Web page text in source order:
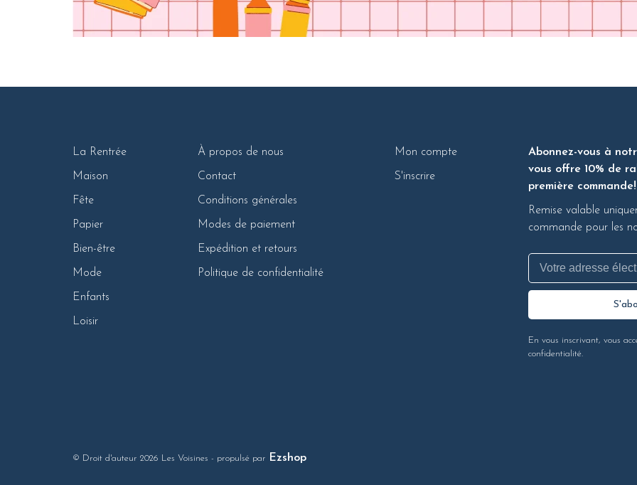
La Rentrée
Maison
Fête
Papier
Bien-être
Mode
Enfants
Loisir
À propos de nous
Contact
Conditions générales
Modes de paiement
Expédition et retours
Politique de confidentialité
Mon compte
S'inscrire
Abonnez-vous à
vous offre 10% de
première commande!
Remise valable
commande pour les
En vous inscrivant, vous
confidentialité.
© Droit d'auteur 2026 Les Voisines - propulsé par Ezshop